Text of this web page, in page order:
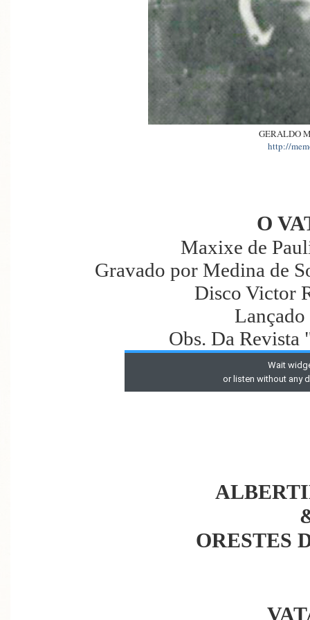
GERALDO
http://
O
Maxixe de
Gravado por Medina de
Disco Victor
Obs. Da
ORESTES